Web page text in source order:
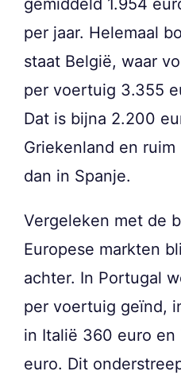
gemiddeld 1.954
per jaar. Helemaal
staat België, waar
per voertuig 3.355
Dat is bijna 2.200
Griekenland en
dan in Spanje.
Vergeleken met de
Europese markten
achter. In Portugal
per voertuig geïnd,
in Italië 360 euro en
euro. Dit